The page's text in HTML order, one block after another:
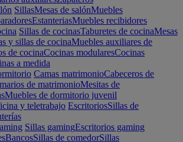
SillasMesas de salónMuebles
EstanteriasMuebles recibidores
Sillas de cocinasTaburetes de cocinaMesas
y sillas de cocinaMuebles auxiliares de
de cocinaCocinas modularesCocinas
a medida
Camas matrimonioCabeceros de
de matrimonioMesitas de
Muebles de dormitorio juvenil
y teletrabajo EscritoriosSillas de
Sillas gamingEscritorios gaming
BancosSillas de comedorSillas